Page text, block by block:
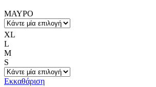
ΜΑΥΡΟ
XL
L
M
S
Εκκαθάριση